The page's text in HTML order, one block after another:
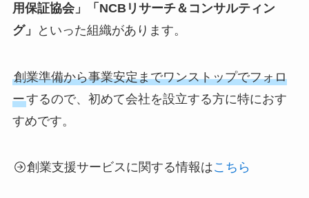
用保証協会」「NCBリサーチ＆コンサルティン
グ」
といった組織があります。
創業準備から事業安定までワンストップでフォロ
ーするので、初めて会社を設立する方に特におす
すめです。
創業支援サービスに関する情報はこちら